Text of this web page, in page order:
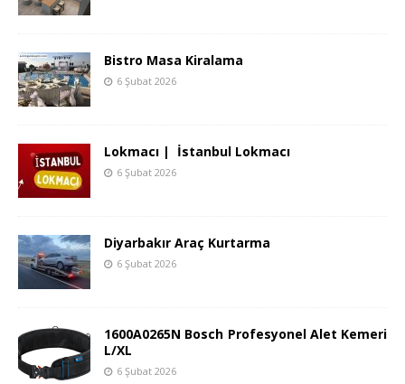
Bistro Masa Kiralama
6 Şubat 2026
Lokmacı | İstanbul Lokmacı
6 Şubat 2026
Diyarbakır Araç Kurtarma
6 Şubat 2026
1600A0265N Bosch Profesyonel Alet Kemeri
L/XL
6 Şubat 2026